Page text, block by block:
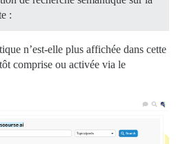
:
n’est-elle plus affichée dans cette
comprise ou activée via le